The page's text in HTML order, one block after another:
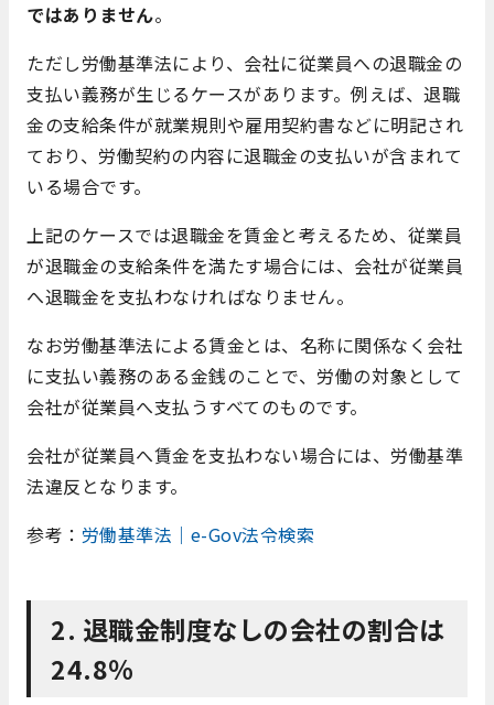
ではありません。
ただし労働基準法により、会社に従業員への退職金の
支払い義務が生じるケースがあります。例えば、退職
金の支給条件が就業規則や雇用契約書などに明記され
ており、労働契約の内容に退職金の支払いが含まれて
いる場合です。
上記のケースでは退職金を賃金と考えるため、従業員
が退職金の支給条件を満たす場合には、会社が従業員
へ退職金を支払わなければなりません。
なお労働基準法による賃金とは、名称に関係なく会社
に支払い義務のある金銭のことで、労働の対象として
会社が従業員へ支払うすべてのものです。
会社が従業員へ賃金を支払わない場合には、労働基準
法違反となります。
参考： 労働基準法｜e-Gov法令検索
2. 退職金制度なしの会社の割合は
24.8％